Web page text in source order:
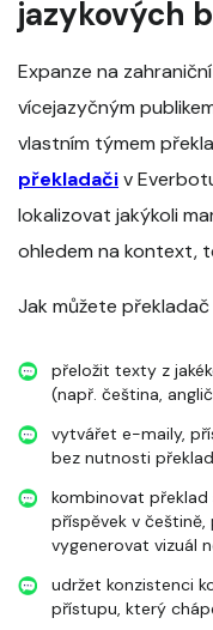
jazykových
Expanze na
vícejazyčným
vlastním týmem
překladačiv
lokalizovat jakýkoli
ohledem na kontext,
Jak můžete
přeložit texty z
(např. čeština,
vytvářet e-maily,
bez nutnosti
kombinovat
příspěvek v
vygenerovat vizuál
udržet konzistenci
přístupu, který